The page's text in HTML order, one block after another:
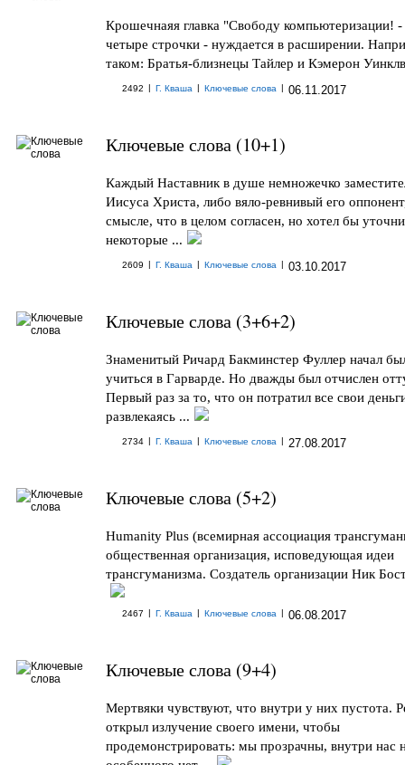
Крошечнаяя главка "Свободу компьютеризации! -
четыре строчки - нуждается в расширении.
таком: Братья-близнецы Тайлер и Кэмерон
2492 | Г. Кваша | Ключевые слова | 06.11.2017
Ключевые слова (10+1)
Каждый Наставник в душе немножечко
Иисуса Христа, либо вяло-ревнивый его
смысле, что в целом согласен, но хотел бы
некоторые ...
2609 | Г. Кваша | Ключевые слова | 03.10.2017
Ключевые слова (3+6+2)
Знаменитый Ричард Бакминстер Фуллер начал
учиться в Гарварде. Но дважды был отчислен
Первый раз за то, что он потратил все свои
развлекаясь ...
2734 | Г. Кваша | Ключевые слова | 27.08.2017
Ключевые слова (5+2)
Humanity Plus (всемирная ассоциация
общественная организация, исповедующая идеи
трансгуманизма. Создатель организации Ник
2467 | Г. Кваша | Ключевые слова | 06.08.2017
Ключевые слова (9+4)
Мертвяки чувствуют, что внутри у них пустота.
открыл излучение своего имени, чтобы
продемонстрировать: мы прозрачны, внутри нас